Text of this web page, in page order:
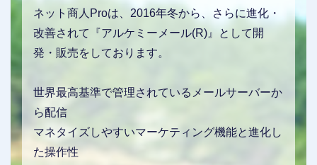
ネット商人Proは、2016年冬から、さらに進化・
改善されて『アルケミーメール(R)』として開
発・販売をしております。
世界最高基準で管理されているメールサーバーか
ら配信
マネタイズしやすいマーケティング機能と進化し
た操作性